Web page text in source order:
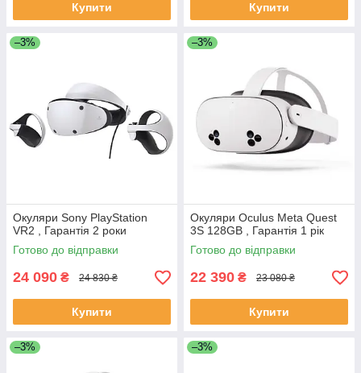
Купити Купити
–3%
Окуляри Sony PlayStation
VR2 , Гарантія 2 роки
Готово до відправки
24 090 ₴ 24 830 ₴
Купити
–3%
Окуляри Oculus Meta Quest
3S 128GB , Гарантія 1 рік
Готово до відправки
22 390 ₴ 23 080 ₴
Купити
–3% –3%